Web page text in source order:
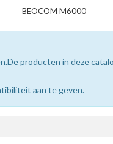
BEOCOM M6000
producten in deze
aan te geven.